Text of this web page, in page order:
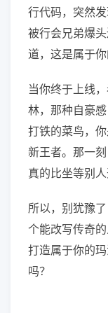
行代码，突然
被行会兄弟爆
道，这是属于你
当你终于上线
林，那种自豪
打铁的菜鸟，
新王者。那一
真的比坐等别人
所以，别犹豫
个能改写传奇
打造属于你的
吗？